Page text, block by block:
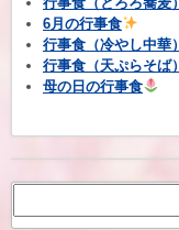
6月の行事食
行事食（冷やし中華）
行事食（天ぷらそば）
母の日の行事食